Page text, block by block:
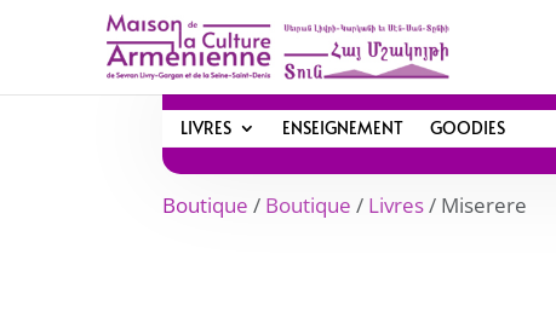
LIVRES ENSEIGNEMENT GOODIES
Boutique / Boutique / Livres/ Miserere